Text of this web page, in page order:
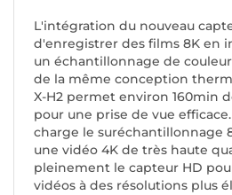
L'intégration du nouveau
d'enregistrer des films 8K en
un échantillonnage de
de la même conception
X-H2 permet environ 160min
pour une prise de vue
charge le suréchantillonnage
une vidéo 4K de très haute
pleinement le capteur HD
vidéos à des résolutions plus